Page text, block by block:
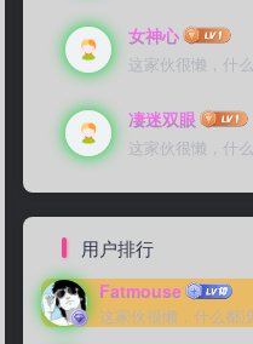
女神心
这家伙很懒，什
凄迷双眼
这家伙很懒，什
用户排行
Fatmouse
女神心
这家伙很懒，什
凄迷双眼
这家伙很懒，什
Fatmouse